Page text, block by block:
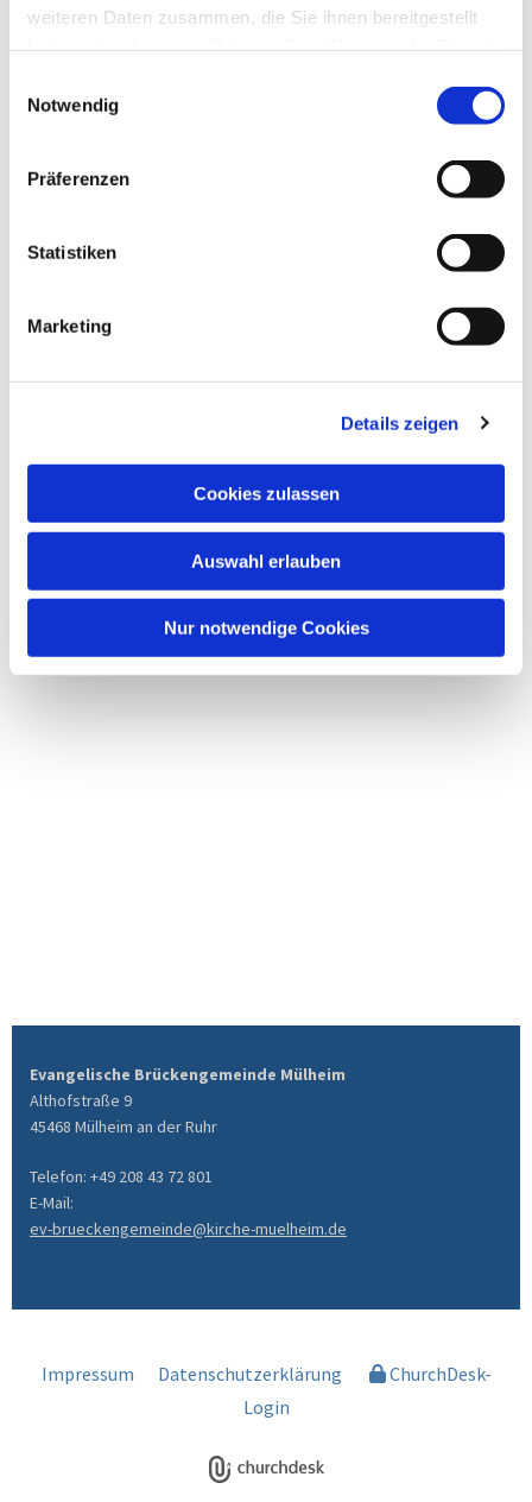
weiteren Daten zusammen, die Sie ihnen bereitgestellt
Notwendig
Präferenzen
Statistiken
Marketing
Details zeigen
Cookies zulassen
Auswahl erlauben
Nur notwendige Cookies
Dies könnte Sie auch
interessieren
Evangelische Brückengemeinde Mülheim
Althofstraße 9
45468 Mülheim an der Ruhr
Telefon: +49 208 43 72 801
E-Mail:
ev-brueckengemeinde@kirche-muelheim.de
Impressum Datenschutzerklärung
ChurchDesk-
Login